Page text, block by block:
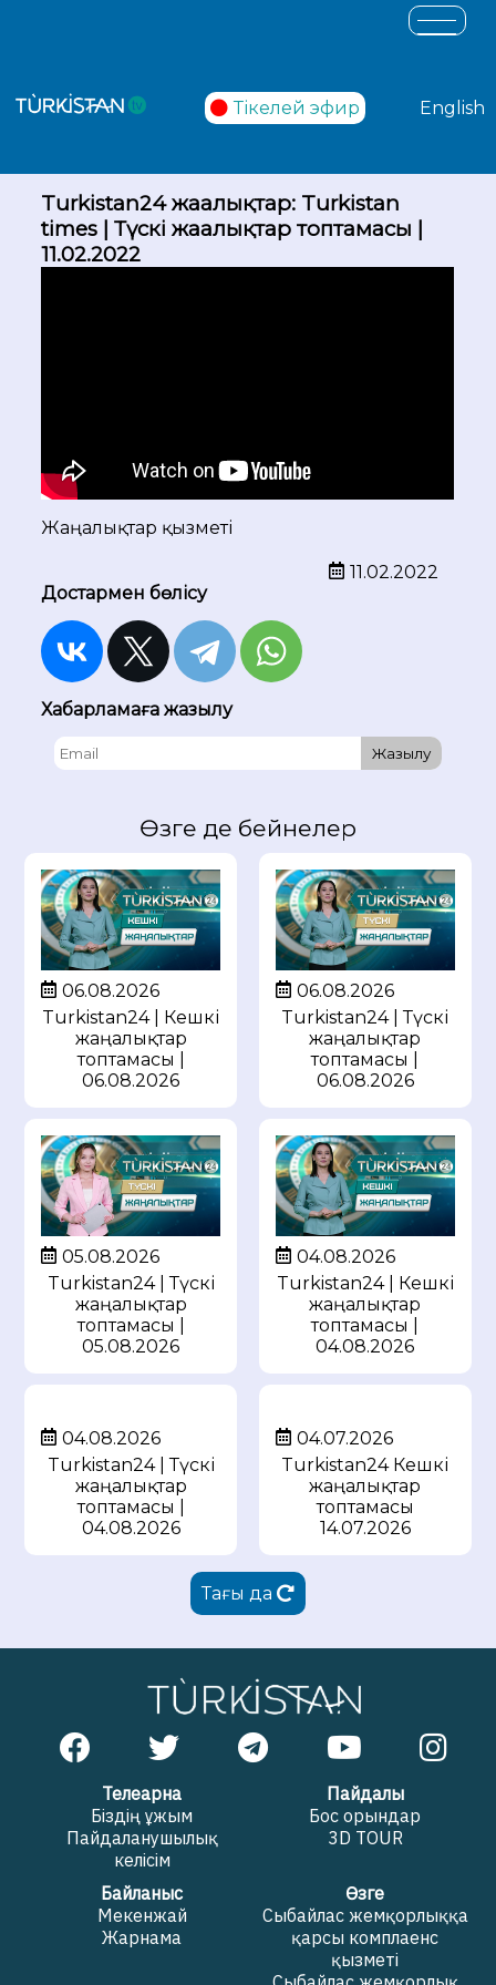
Тікелей эфир English
Turkistan24 жаңалықтар: Turkistan
times | Түскі жаңалықтар топтамасы |
11.02.2022
Жаңалықтар қызметі
11.02.2022
Достармен бөлісу
Хабарламаға жазылу
Жазылу
Өзге де бейнелер
06.08.2026
Turkistan24 | Кешкі
жаңалықтар
топтамасы |
06.08.2026
06.08.2026
Turkistan24 | Түскі
жаңалықтар
топтамасы |
06.08.2026
05.08.2026
Turkistan24 | Түскі
жаңалықтар
топтамасы |
05.08.2026
04.08.2026
Turkistan24 | Кешкі
жаңалықтар
топтамасы |
04.08.2026
04.08.2026
Turkistan24 | Түскі
жаңалықтар
топтамасы |
04.08.2026
04.07.2026
Turkistan24 Кешкі
жаңалықтар
топтамасы
14.07.2026
Тағы да
Телеарна
Біздің ұжым
Пайдаланушылық
келісім
Пайдалы
Бос орындар
3D TOUR
Байланыс
Мекенжай
Жарнама
Өзге
Сыбайлас жемқорлыққа
қарсы комплаенс
қызметі